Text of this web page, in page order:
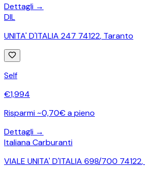
Dettagli →
DIL
UNITA' D'ITALIA 247 74122, Taranto
Self
€1,994
Risparmi ~0,70€ a pieno
Dettagli →
Italiana Carburanti
VIALE UNITA' D'ITALIA 698/700 74122,